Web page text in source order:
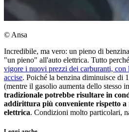
© Ansa
Incredibile, ma vero: un pieno di
"un pieno" all'auto elettrica. Tutto perché
vigore i nuovi prezzi dei carburanti, con
accise. Poiché la benzina diminuisce di
(mentre il gasolio aumenta dello stesso
tradizionale potrebbe risultare in
addirittura più conveniente rispetto
elettrica. Condizioni molto particolari,